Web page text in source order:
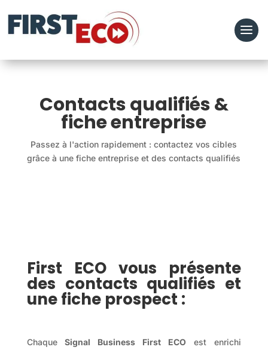
Contacts qualifiés &
fiche entreprise
Passez à l'action rapidement : contactez vos cibles
grâce à une fiche entreprise et des contacts qualifiés
First ECO vous présente
des contacts qualifiés et
une fiche prospect :
Chaque Signal Business First ECO
est enrichi